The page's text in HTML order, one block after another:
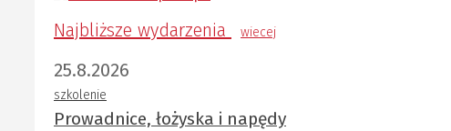
Najbliższe wydarzenia wiecej
25.8.2026
szkolenie
Prowadnice, łożyska i napędy